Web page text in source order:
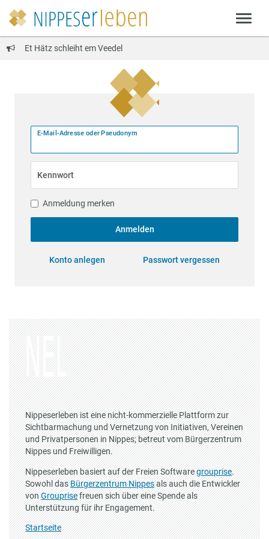
Et Hätz schleiht em Veedel
E-Mail-Adresse oder Pseudonym
Kennwort
Anmeldung merken
Anmelden
Konto anlegen Passwort vergessen
Nippeserleben ist eine nicht-kommerzielle Plattform zur
Sichtbarmachung und Vernetzung von Initiativen, Vereinen
und Privatpersonen in Nippes; betreut vom Bürgerzentrum
Nippes und Freiwilligen.
Nippeserleben basiert auf der Freien Softwaregrouprise.
Sowohl dasBürgerzentrum Nippesals auch die Entwickler
vonGrouprisefreuen sich über eine Spende als
Unterstützung für ihr Engagement.
Startseite